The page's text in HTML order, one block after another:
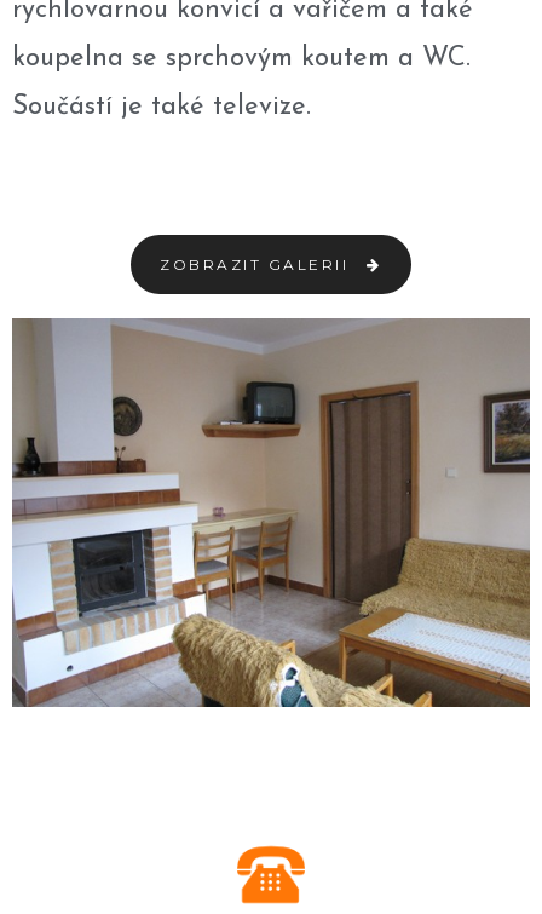
rychlovarnou konvicí a vařičem a také
koupelna se sprchovým koutem a WC.
Součástí je také televize.
ZOBRAZIT GALERII